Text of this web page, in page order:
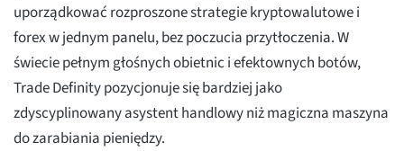
uporządkować rozproszone strategie kryptowalutowe i
forex w jednym panelu, bez poczucia przytłoczenia. W
świecie pełnym głośnych obietnic i efektownych botów,
Trade Definity pozycjonuje się bardziej jako
zdyscyplinowany asystent handlowy niż magiczna maszyna
do zarabiania pieniędzy.